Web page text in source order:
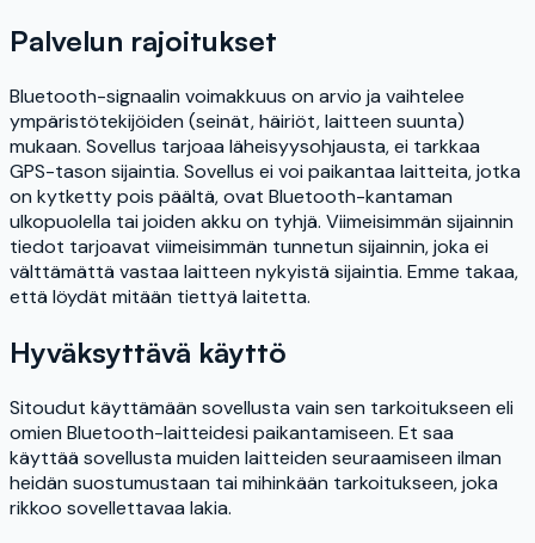
Palvelun rajoitukset
Bluetooth-signaalin voimakkuus on arvio ja vaihtelee
ympäristötekijöiden (seinät, häiriöt, laitteen suunta)
mukaan. Sovellus tarjoaa läheisyysohjausta, ei tarkkaa
GPS-tason sijaintia. Sovellus ei voi paikantaa laitteita, jotka
on kytketty pois päältä, ovat Bluetooth-kantaman
ulkopuolella tai joiden akku on tyhjä. Viimeisimmän sijainnin
tiedot tarjoavat viimeisimmän tunnetun sijainnin, joka ei
välttämättä vastaa laitteen nykyistä sijaintia. Emme takaa,
että löydät mitään tiettyä laitetta.
Hyväksyttävä käyttö
Sitoudut käyttämään sovellusta vain sen tarkoitukseen eli
omien Bluetooth-laitteidesi paikantamiseen. Et saa
käyttää sovellusta muiden laitteiden seuraamiseen ilman
heidän suostumustaan tai mihinkään tarkoitukseen, joka
rikkoo sovellettavaa lakia.